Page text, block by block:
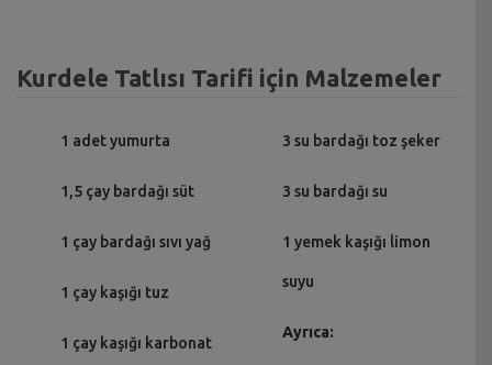
Kurdele Tatlısı Tarifi için Malzemeler
1 adet yumurta
1,5 çay bardağı süt
1 çay bardağı sıvı yağ
1 çay kaşığı tuz
1 çay kaşığı karbonat
3 su bardağı toz şeker
3 su bardağı su
1 yemek kaşığı limon
suyu
Ayrıca: